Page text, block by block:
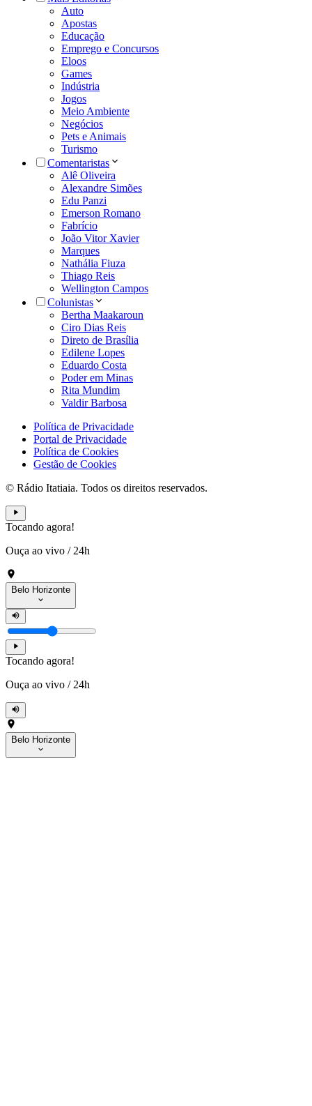
Auto
Apostas
Educação
Emprego e Concursos
Eloos
Games
Indústria
Jogos
Meio Ambiente
Negócios
Pets e Animais
Turismo
Comentaristas
Alê Oliveira
Alexandre Simões
Edu Panzi
Emerson Romano
Fabrício
João Vitor Xavier
Marques
Nathália Fiuza
Thiago Reis
Wellington Campos
Colunistas
Bertha Maakaroun
Ciro Dias Reis
Direto de Brasília
Edilene Lopes
Eduardo Costa
Poder em Minas
Rita Mundim
Valdir Barbosa
Política de Privacidade
Portal de Privacidade
Política de Cookies
Gestão de Cookies
© Rádio Itatiaia. Todos os direitos reservados.
Tocando agora!
Ouça ao vivo / 24h
Belo Horizonte
Tocando agora!
Ouça ao vivo / 24h
Belo Horizonte